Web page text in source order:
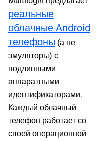
реальные
облачные Android
телефоны(а не
эмуляторы) с
подлинными
аппаратными
идентификаторами.
Каждый облачный
телефон работает со
своей операционной